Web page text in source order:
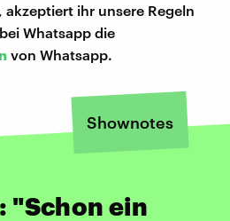
ihr unsere Regeln
Whatsapp die
von Whatsapp.
Shownotes
"Schon ein